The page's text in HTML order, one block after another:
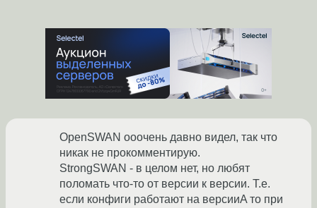
OpenSWAN ооочень давно видел, так что
никак не прокомментирую.
StrongSWAN - в целом нет, но любят
поломать что-то от версии к версии. Т.е.
если конфиги работают на версииA то при